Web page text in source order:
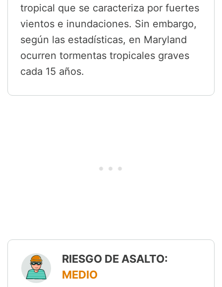
tropical que se caracteriza por fuertes
vientos e inundaciones. Sin embargo,
según las estadísticas, en Maryland
ocurren tormentas tropicales graves
cada 15 años.
RIESGO DE ASALTO:
MEDIO